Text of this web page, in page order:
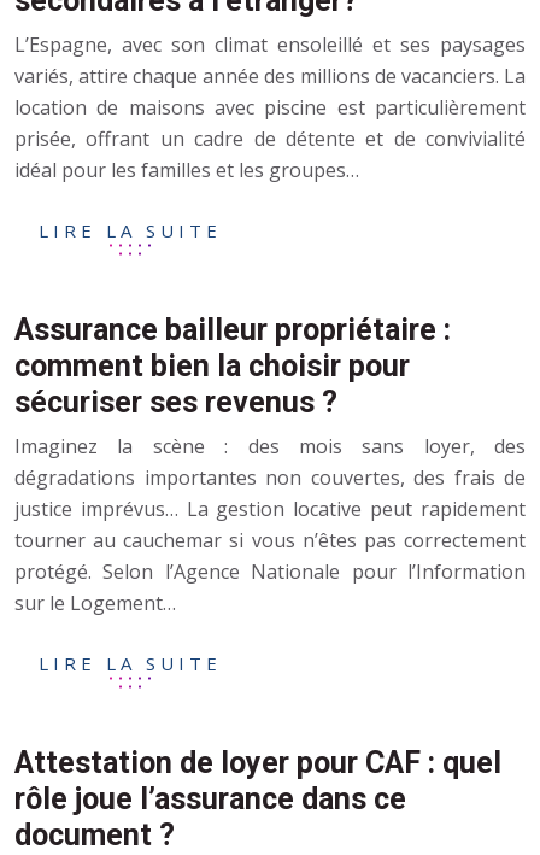
L’Espagne, avec son climat ensoleillé et ses paysages
variés, attire chaque année des millions de vacanciers. La
location de maisons avec piscine est particulièrement
prisée, offrant un cadre de détente et de convivialité
idéal pour les familles et les groupes…
LIRE LA SUITE
Assurance bailleur propriétaire :
comment bien la choisir pour
sécuriser ses revenus ?
Imaginez la scène : des mois sans loyer, des
dégradations importantes non couvertes, des frais de
justice imprévus… La gestion locative peut rapidement
tourner au cauchemar si vous n’êtes pas correctement
protégé. Selon l’Agence Nationale pour l’Information
sur le Logement…
LIRE LA SUITE
Attestation de loyer pour CAF : quel
rôle joue l’assurance dans ce
document ?